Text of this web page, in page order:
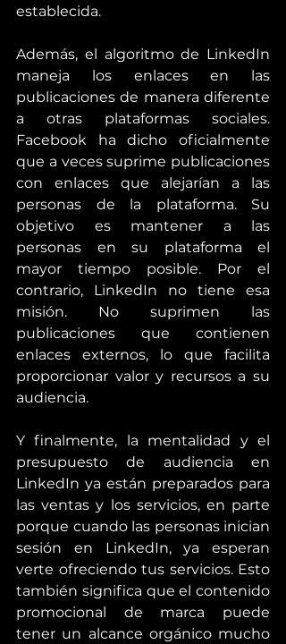
establecida.
Además, el algoritmo de LinkedIn
maneja los enlaces en las
publicaciones de manera diferente
a otras plataformas sociales.
Facebook ha dicho oficialmente
que a veces suprime publicaciones
con enlaces que alejarían a las
personas de la plataforma. Su
objetivo es mantener a las
personas en su plataforma el
mayor tiempo posible. Por el
contrario, LinkedIn no tiene esa
misión. No suprimen las
publicaciones que contienen
enlaces externos, lo que facilita
proporcionar valor y recursos a su
audiencia.
Y finalmente, la mentalidad y el
presupuesto de audiencia en
LinkedIn ya están preparados para
las ventas y los servicios, en parte
porque cuando las personas inician
sesión en LinkedIn, ya esperan
verte ofreciendo tus servicios. Esto
también significa que el contenido
promocional de marca puede
tener un alcance orgánico mucho